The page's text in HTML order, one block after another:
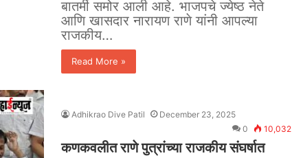
बातमी समोर आली आहे. भाजपचे ज्येष्ठ नेते
आणि खासदार नारायण राणे यांनी आपल्या
राजकीय…
Read More »
Adhikrao Dive Patil
December 23, 2025
0
10,032
कणकवलीत राणे पुत्रांच्या राजकीय संघर्षात